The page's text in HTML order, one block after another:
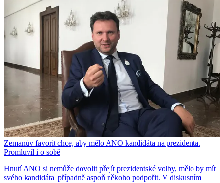
Zemanův favorit chce, aby mělo ANO kandidáta na prezidenta.
Promluvil i o sobě
Hnutí ANO si nemůže dovolit přejít prezidentské volby, mělo by mít
svého kandidáta, případně aspoň někoho podpořit. V diskusním